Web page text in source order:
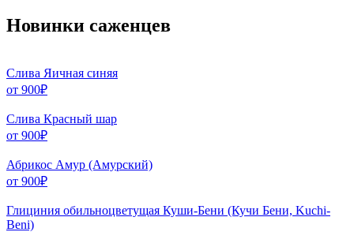
Новинки саженцев
Слива Яичная синяя
от 900₽
Слива Красный шар
от 900₽
Абрикос Амур (Амурский)
от 900₽
Глициния обильноцветущая Куши-Бени (Кучи Бени, Kuchi-
Beni)